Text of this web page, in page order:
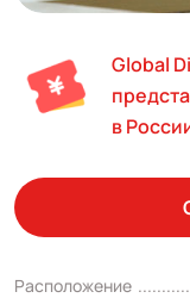
Global
в
Расположение